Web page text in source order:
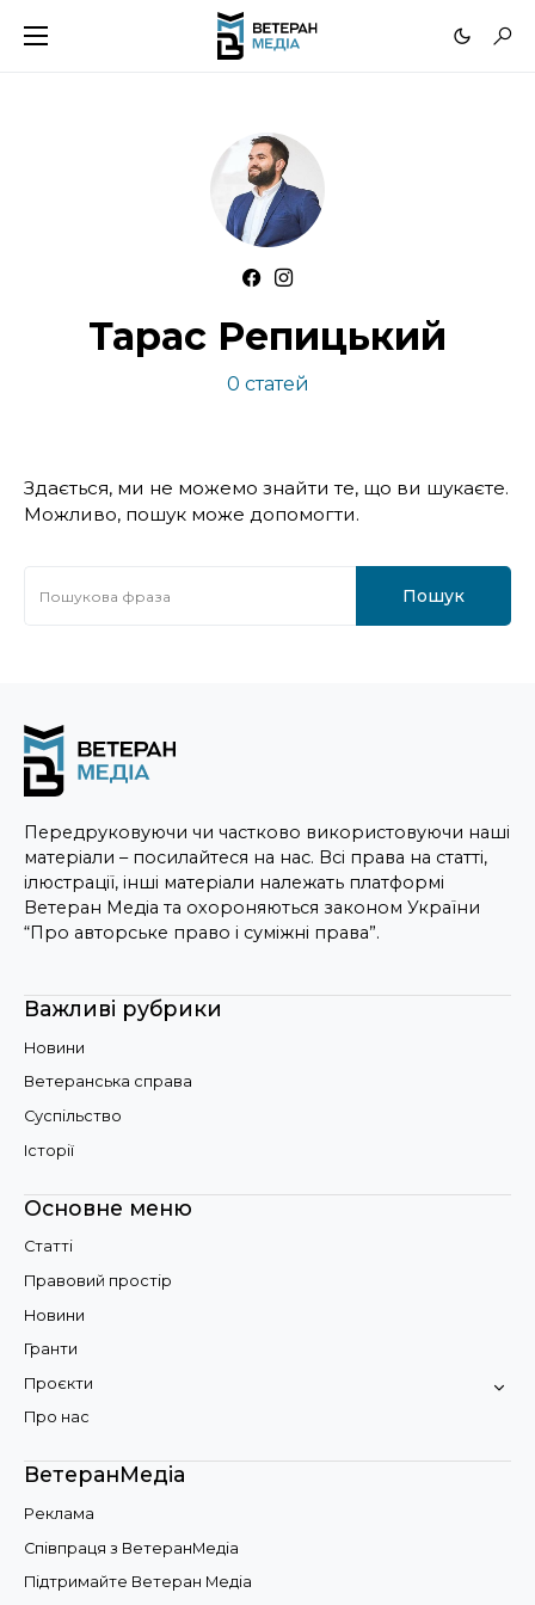
Тарас Репицький
0 статей
Здається, ми не можемо знайти те, що ви шукаєте.
Можливо, пошук може допомогти.
Пошук
Передруковуючи чи частково використовуючи наші
матеріали – посилайтеся на нас. Всі права на статті,
ілюстрації, інші матеріали належать платформі
Ветеран Медіа та охороняються законом України
“Про авторське право і суміжні права”.
Важливі рубрики
Новини
Ветеранська справа
Суспільство
Історії
Основне меню
Статті
Правовий простір
Новини
Гранти
Проєкти
Про нас
ВетеранМедіа
Реклама
Співпраця з ВетеранМедіа
Підтримайте Ветеран Медіа